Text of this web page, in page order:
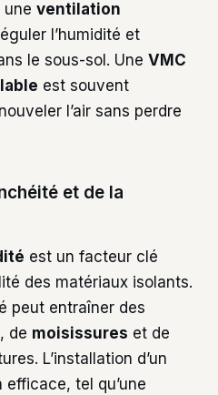
ventilation
l’humidité et
le sous-sol. Une VMC
est souvent
l’air sans perdre
et de la
est un facteur clé
des matériaux isolants.
peut entraîner des
, de moisissures et de
L’installation d’un
tel qu’une